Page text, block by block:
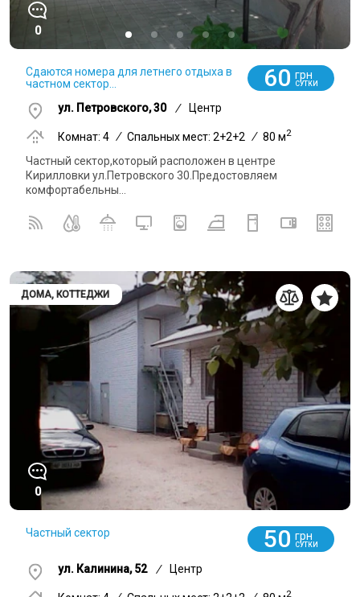
0
Сдаются номера для летнего отдыха в
частном сектор...
60 грн
СУТКИ
ул. Петровского, 30 / Центр
Комнат: 4 / Спальных мест: 2+2+2 / 80 м2
Частный сектор,который расположен в центре
Кирилловки ул.Петровского 30.Предостовляем
комфортабельны...
ДОМА, КОТТЕДЖИ
0
Частный сектор 50 грн
СУТКИ
ул. Калинина, 52 / Центр
2